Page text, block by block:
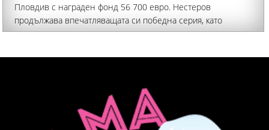
Пловдив с награден фонд 56 700 евро. Нестеров
продължава впечатляващата си победна серия, като
спечели четири мача без загубен сет. Така руснакът с наш